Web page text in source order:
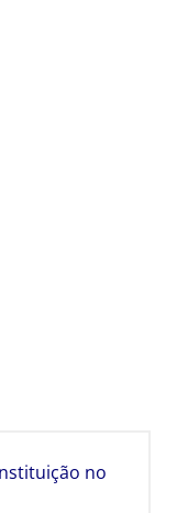
no